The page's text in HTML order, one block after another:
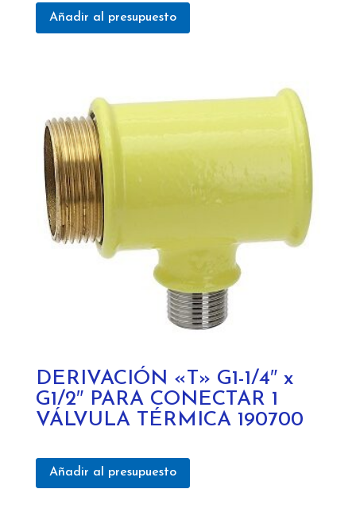
Añadir al presupuesto
DERIVACIÓN «T» G1-1/4″ x
G1/2″ PARA CONECTAR 1
VÁLVULA TÉRMICA 190700
Añadir al presupuesto